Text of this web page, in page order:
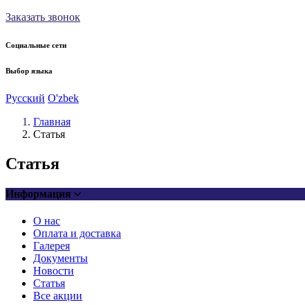
Заказать звонок
Социальные сети
Выбор языка
Русский O'zbek
Главная
Статья
Статья
Информация
О нас
Оплата и доставка
Галерея
Документы
Новости
Статья
Все акции